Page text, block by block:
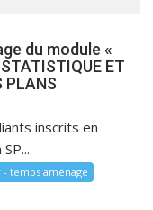
du module «
ET
PLANS
inscrits en
- temps aménagé